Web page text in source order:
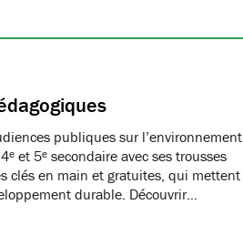
publiques sur l’environnement
et 5ᵉ secondaire avec ses trousses
clés en main et gratuites, qui mettent
durable. Découvrir…